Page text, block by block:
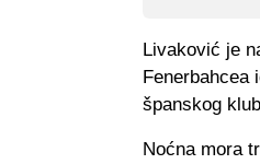
Livaković je
Fenerbahcea
španskog
Noćna mora